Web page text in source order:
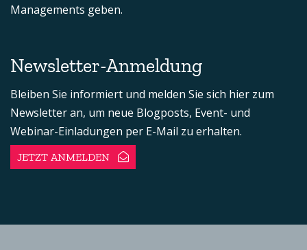
Managements geben.
Newsletter-Anmeldung
Bleiben Sie informiert und melden Sie sich hier zum
Newsletter an, um neue Blogposts, Event- und
Webinar-Einladungen per E-Mail zu erhalten.
JETZT ANMELDEN